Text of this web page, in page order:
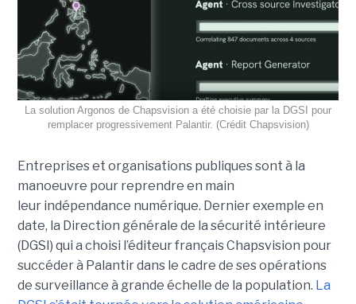
La solution Argonos de Chapsvision a été choisie par la DGSI pour
remplacer progressivement Palantir. (Crédit Chapsvision)
Entreprises et organisations publiques sont à la
manoeuvre pour reprendre en main
leur indépendance numérique. Dernier exemple en
date, la Direction générale de la sécurité intérieure
(DGSI) qui a choisi l’éditeur français Chapsvision pour
succéder à Palantir dans le cadre de ses opérations
de surveillance à grande échelle de la population. La